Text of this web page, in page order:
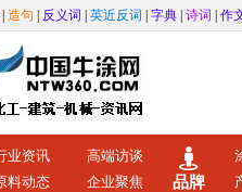
造句 反义词 英近反词 字典 诗词 作
业资讯
高端访谈
料动态
企业聚焦 品牌